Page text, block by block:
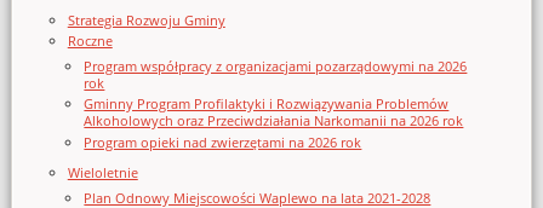
Strategia Rozwoju Gminy
Roczne
Program współpracy z organizacjami pozarządowymi na 2026
rok
Gminny Program Profilaktyki i Rozwiązywania Problemów
Alkoholowych oraz Przeciwdziałania Narkomanii na 2026 rok
Program opieki nad zwierzętami na 2026 rok
Wieloletnie
Plan Odnowy Miejscowości Waplewo na lata 2021-2028